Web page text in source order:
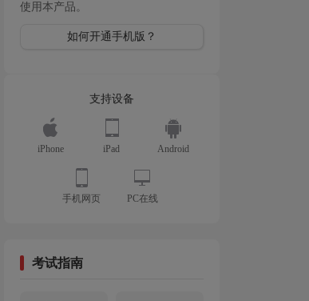
使用本产品。
如何开通手机版？
支持设备
iPhone iPad Android
手机网页 PC在线
考试指南